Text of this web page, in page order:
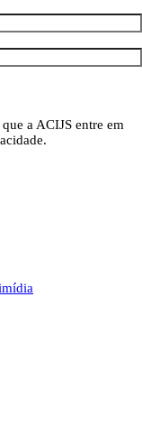
a ACIJS entre em